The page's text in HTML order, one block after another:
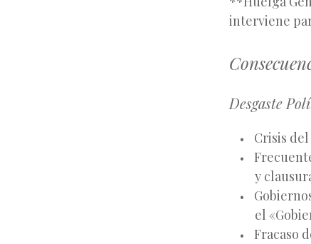
interviene
Desgaste
Crisis
y
el
Fracaso